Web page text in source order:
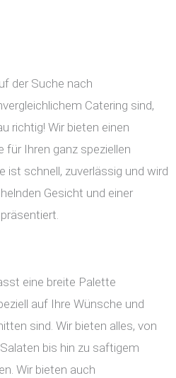
der Suche nach
Catering sind,
richtig! Wir bieten einen
für Ihren ganz speziellen
ist schnell, zuverlässig und wird
Gesicht und einer
eine breite Palette
auf Ihre Wünsche und
sind. Wir bieten alles, von
bis hin zu saftigem
Wir bieten auch